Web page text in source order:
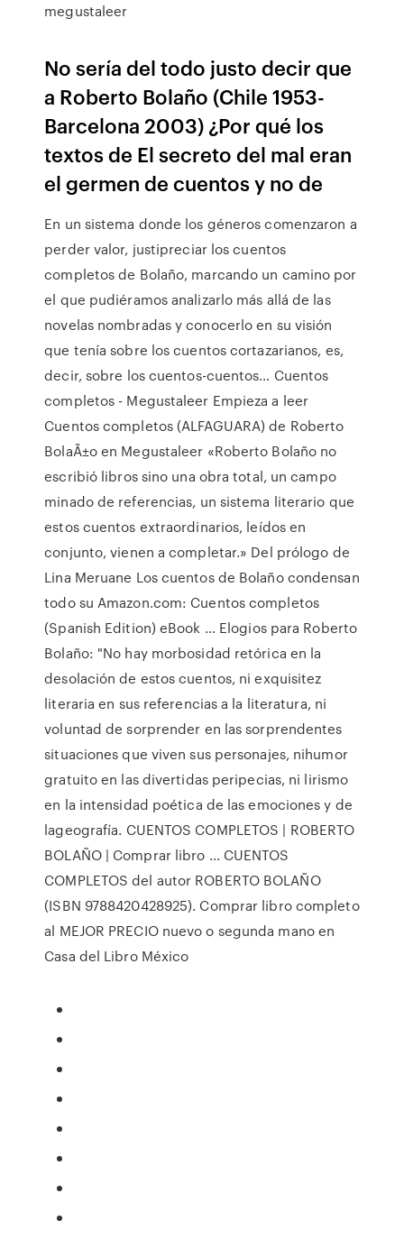
megustaleer
No sería del todo justo decir que
a Roberto Bolaño (Chile 1953-
Barcelona 2003) ¿Por qué los
textos de El secreto del mal eran
el germen de cuentos y no de
En un sistema donde los géneros comenzaron a
perder valor, justipreciar los cuentos
completos de Bolaño, marcando un camino por
el que pudiéramos analizarlo más allá de las
novelas nombradas y conocerlo en su visión
que tenía sobre los cuentos cortazarianos, es,
decir, sobre los cuentos-cuentos… Cuentos
completos - Megustaleer Empieza a leer
Cuentos completos (ALFAGUARA) de Roberto
BolaÃ±o en Megustaleer «Roberto Bolaño no
escribió libros sino una obra total, un campo
minado de referencias, un sistema literario que
estos cuentos extraordinarios, leídos en
conjunto, vienen a completar.» Del prólogo de
Lina Meruane Los cuentos de Bolaño condensan
todo su Amazon.com: Cuentos completos
(Spanish Edition) eBook ... Elogios para Roberto
Bolaño: "No hay morbosidad retórica en la
desolación de estos cuentos, ni exquisitez
literaria en sus referencias a la literatura, ni
voluntad de sorprender en las sorprendentes
situaciones que viven sus personajes, nihumor
gratuito en las divertidas peripecias, ni lirismo
en la intensidad poética de las emociones y de
lageografía. CUENTOS COMPLETOS | ROBERTO
BOLAÑO | Comprar libro … CUENTOS
COMPLETOS del autor ROBERTO BOLAÑO
(ISBN 9788420428925). Comprar libro completo
al MEJOR PRECIO nuevo o segunda mano en
Casa del Libro México